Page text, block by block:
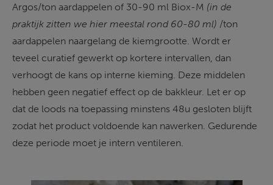
Argos/ton aardappelen of 30-90 ml Biox-M (in de
praktijk zitten we hier meestal rond 60-80 ml) /ton
aardappelen naargelang de kiemgrootte. Wordt er
teveel curatief gewerkt op kortere intervallen, dan
verhoogt de kans op interne kieming. Deze middelen
hebben geen negatief effect op de bakkleur. Let er op
dat de loods na toepassing minstens 48u gesloten blijft
zodat het product voldoende kan nawerken. Gedurende
deze periode moet je intern ventileren.